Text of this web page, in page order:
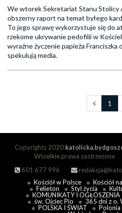
We wtorek Sekretariat Stanu Stolicy
obszerny raport na temat byłego
To jego sprawę wykorzystuje się do
rzekome ukrywanie pedofilii w
wyraźne życzenie papieża Franciszka
spekulują media.
1
Copyrights 2020
Wszelkie prawa zastrzeżone
601 677 996
Kościół w Polsce Kościół
Felieton
Styl życia
KOMUNIKATY I OGŁOSZENIA
św. Ojciec Pio
365 dni z o.
POLSKA I ŚWIAT
Polonia